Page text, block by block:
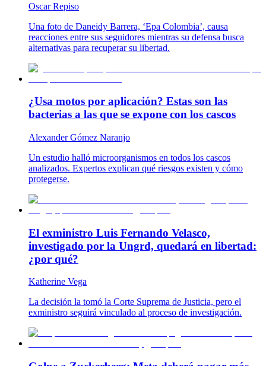
Oscar Repiso
Una foto de Daneidy Barrera, ‘Epa Colombia’, causa
reacciones entre sus seguidores mientras su defensa busca
alternativas para recuperar su libertad.
¿Usa motos por aplicación? Estas son las
bacterias a las que se expone con los cascos
Alexander Gómez Naranjo
Un estudio halló microorganismos en todos los cascos
analizados. Expertos explican qué riesgos existen y cómo
protegerse.
El exministro Luis Fernando Velasco,
investigado por la Ungrd, quedará en libertad:
¿por qué?
Katherine Vega
La decisión la tomó la Corte Suprema de Justicia, pero el
exministro seguirá vinculado al proceso de investigación.